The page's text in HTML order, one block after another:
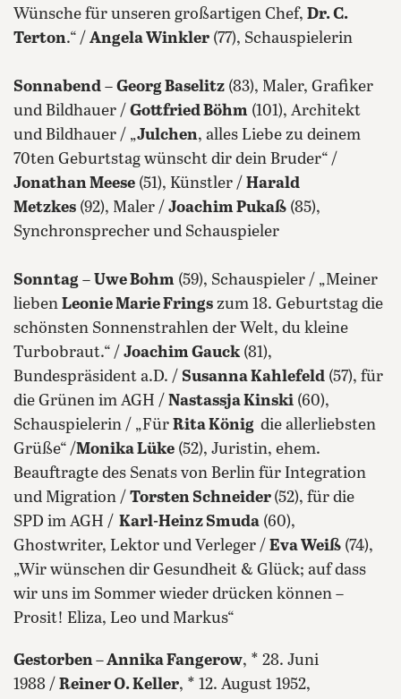
Wünsche für unseren großartigen Chef, Dr. C.
Terton.“ / Angela Winkler (77), Schauspielerin
Sonnabend – Georg Baselitz (83), Maler, Grafiker
und Bildhauer / Gottfried Böhm (101), Architekt
und Bildhauer / „Julchen, alles Liebe zu deinem
70ten Geburtstag wünscht dir dein Bruder“ /
Jonathan Meese (51), Künstler / Harald
Metzkes (92), Maler / Joachim Pukaß (85),
Synchronsprecher und Schauspieler
Sonntag – Uwe Bohm (59), Schauspieler / „Meiner
lieben Leonie Marie Frings zum 18. Geburtstag die
schönsten Sonnenstrahlen der Welt, du kleine
Turbobraut.“ / Joachim Gauck(81),
Bundespräsident a.D. / Susanna Kahlefeld (57), für
die Grünen im AGH / Nastassja Kinski (60),
Schauspielerin / „Für Rita König die allerliebsten
Grüße“ /Monika Lüke (52), Juristin, ehem.
Beauftragte des Senats von Berlin für Integration
und Migration / Torsten Schneider (52), für die
SPD im AGH / Karl-Heinz Smuda (60),
Ghostwriter, Lektor und Verleger / Eva Weiß (74),
„Wir wünschen dir Gesundheit & Glück; auf dass
wir uns im Sommer wieder drücken können –
Prosit! Eliza, Leo und Markus“
Gestorben–Annika Fangerow, * 28. Juni
1988 / Reiner O. Keller, * 12. August 1952,